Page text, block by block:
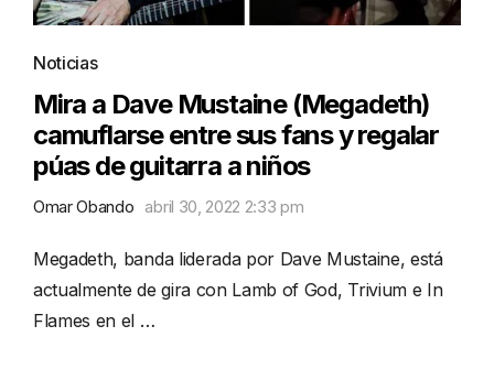
Noticias
Mira a Dave Mustaine (Megadeth)
camuflarse entre sus fans y regalar
púas de guitarra a niños
Omar Obando abril 30, 2022 2:33 pm
Megadeth, banda liderada por Dave Mustaine, está
actualmente de gira con Lamb of God, Trivium e In
Flames en el …